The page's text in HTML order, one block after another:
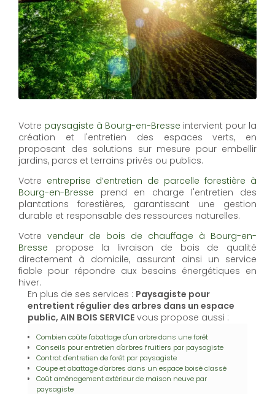
Votre paysagiste à Bourg-en-Bresse intervient pour la
création et l'entretien des espaces verts, en
proposant des solutions sur mesure pour embellir
jardins, parcs et terrains privés ou publics.
Votre entreprise d’entretien de parcelle forestière à
Bourg-en-Bresse prend en charge l'entretien des
plantations forestières, garantissant une gestion
durable et responsable des ressources naturelles.
Votre vendeur de bois de chauffage à Bourg-en-
Bresse propose la livraison de bois de qualité
directement à domicile, assurant ainsi un service
fiable pour répondre aux besoins énergétiques en
hiver.
En plus de ses services : Paysagiste pour
entretient régulier des arbres dans un espace
public, AIN BOIS SERVICE vous propose aussi :
Combien coûte l'abattage d'un arbre dans une forêt
Conseils pour entretien d'arbres fruitiers par paysagiste
Contrat d'entretien de forêt par paysagiste
Coupe et abattage d'arbres dans un espace boisé classé
Coût aménagement extérieur de maison neuve par
paysagiste